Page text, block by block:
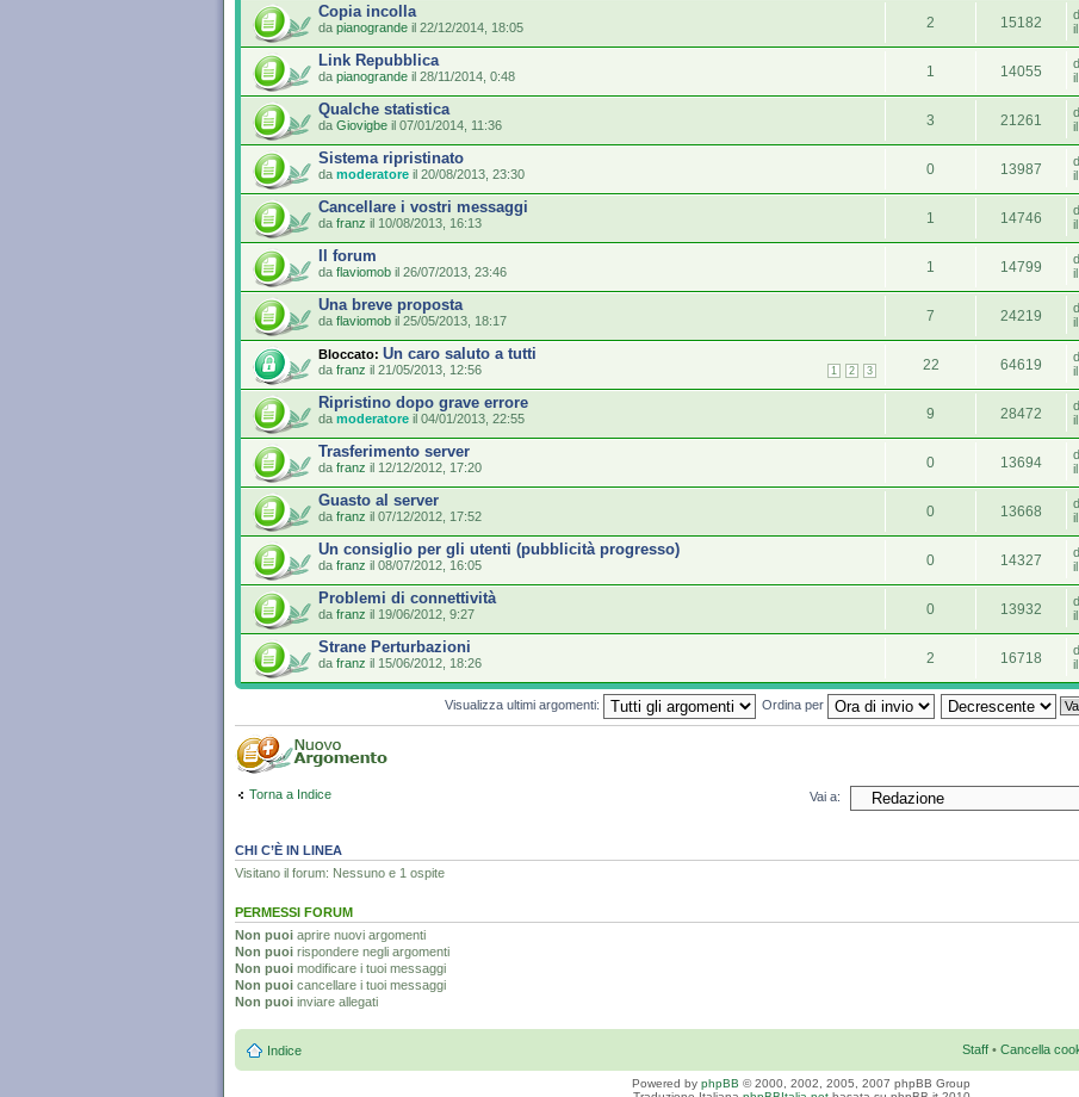
Copia incolla
da pianogrande il 22/12/2014, 18:05 2 15182
Link Repubblica
da pianogrande il 28/11/2014, 0:48 1 14055
Qualche statistica
da Giovigbe il 07/01/2014, 11:36 3 21261
Sistema ripristinato
da moderatore il 20/08/2013, 23:30 0 13987
Cancellare i vostri messaggi
da franz il 10/08/2013, 16:13 1 14746
Il forum
da flaviomob il 26/07/2013, 23:46 1 14799
Una breve proposta
da flaviomob il 25/05/2013, 18:17 7 24219
Bloccato: Un caro saluto a tutti
1 2 3
da franz il 21/05/2013, 12:56 22 64619
Ripristino dopo grave errore
da moderatore il 04/01/2013, 22:55 9 28472
Trasferimento server
da franz il 12/12/2012, 17:20 0 13694
Guasto al server
da franz il 07/12/2012, 17:52 0 13668
Un consiglio per gli utenti (pubblicità progresso)
da franz il 08/07/2012, 16:05 0 14327
Problemi di connettività
da franz il 19/06/2012, 9:27 0 13932
Strane Perturbazioni
da franz il 15/06/2012, 18:26 2 16718
Visualizza ultimi argomenti: Ordina per
Torna a Indice Vai a:
CHI C’È IN LINEA
Visitano il forum: Nessuno e 1 ospite
PERMESSI FORUM
Non puoi aprire nuovi argomenti
Non puoi rispondere negli argomenti
Non puoi modificare i tuoi messaggi
Non puoi cancellare i tuoi messaggi
Non puoi inviare allegati
Indice Staff • Cancella
Powered by phpBB © 2000, 2002, 2005, 2007 phpBB Group